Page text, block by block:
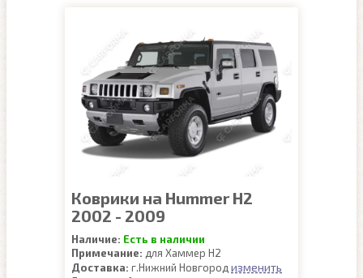
Коврики на Hummer H2
2002 - 2009
Наличие: Есть в наличии
Примечание: для Хаммер Н2
Доставка: г.Нижний Новгород изменить